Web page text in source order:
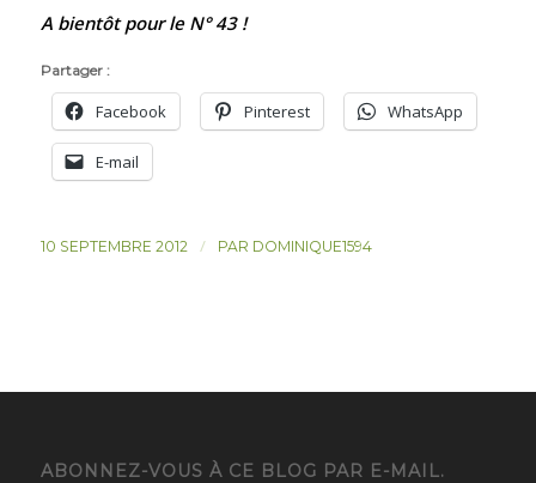
A bientôt pour le N° 43 !
Partager :
Facebook Pinterest WhatsApp
E-mail
10 SEPTEMBRE 2012 / PAR DOMINIQUE1594
ABONNEZ-VOUS À CE BLOG PAR E-MAIL.